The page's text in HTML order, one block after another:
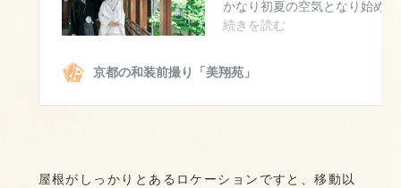
屋根がしっかりとあるロケーションですと、移動以